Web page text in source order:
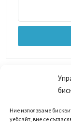
Ние използваме
уебсайт, вие се